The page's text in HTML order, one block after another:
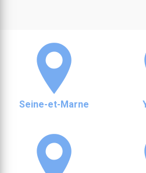
Seine-et-Marne